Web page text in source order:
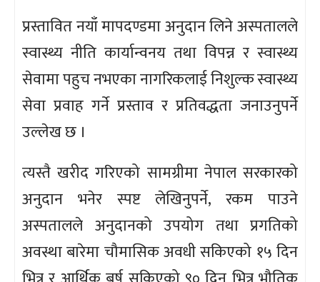
प्रस्तावित नयाँ मापदण्डमा अनुदान लिने अस्पतालले
स्वास्थ्य नीति कार्यान्वनय तथा विपन्न र स्वास्थ्य
सेवामा पहुच नभएका नागरिकलाई निशुल्क स्वास्थ्य
सेवा प्रवाह गर्ने प्रस्ताव र प्रतिवद्धता जनाउनुपर्ने
उल्लेख छ ।
त्यस्तै खरीद गरिएको सामग्रीमा नेपाल सरकारको
अनुदान भनेर स्पष्ट लेखिनुपर्ने, रकम पाउने
अस्पतालले अनुदानको उपयोग तथा प्रगतिको
अवस्था बारेमा चौमासिक अवधी सकिएको १५ दिन